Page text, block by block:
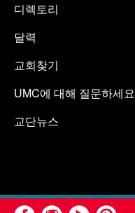
디렉토리
달력
교회찾기
UMC에 대해 질문하세요
교단뉴스